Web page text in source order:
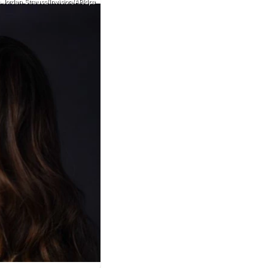
Jordan Strauss/Invision/AP/dpa